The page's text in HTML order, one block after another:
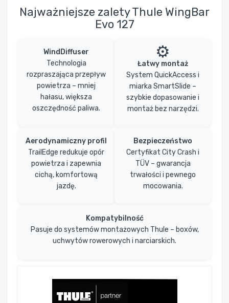
Najważniejsze zalety Thule WingBar
Evo 127
WindDiffuser
Technologia
rozpraszająca przepływ
powietrza – mniej
hałasu, większa
oszczędność paliwa.
⚙️
Łatwy montaż
System QuickAccess i
miarka SmartSlide –
szybkie dopasowanie i
montaż bez narzędzi.
Aerodynamiczny profil
TrailEdge redukuje opór
powietrza i zapewnia
cichą, komfortową
jazdę.
Bezpieczeństwo
Certyfikat City Crash i
TÜV – gwarancja
trwałości i pewnego
mocowania.
Kompatybilność
Pasuje do systemów montażowych Thule – boxów,
uchwytów rowerowych i narciarskich.